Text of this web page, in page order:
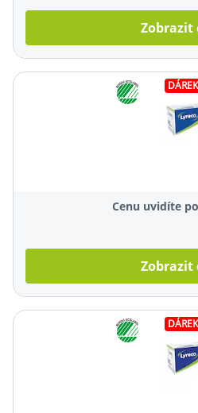
Zobrazit
Cenu uvidíte
Zobrazit